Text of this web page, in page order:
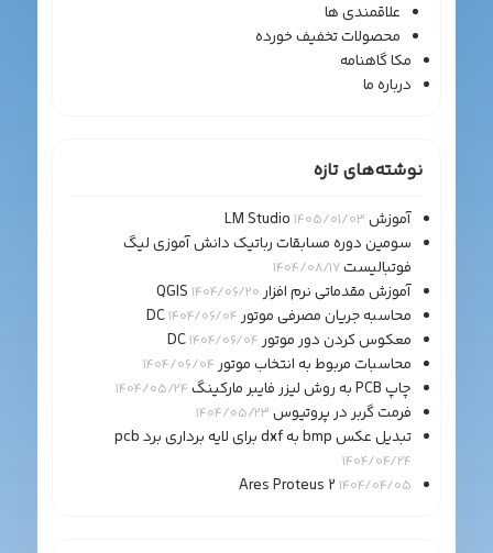
علاقمندی ها
محصولات تخفیف خورده
مکا گاهنامه
درباره ما
نوشته‌های تازه
آموزش LM Studio 1405/01/03
سومین دوره مسابقات رباتیک دانش آموزی لیگ
فوتبالیست1404/08/17
آموزش مقدماتی نرم افزار QGIS1404/06/20
محاسبه جریان مصرفی موتور DC1404/06/04
معکوس کردن دور موتور DC1404/06/04
محاسبات مربوط به انتخاب موتور 1404/06/04
چاپ PCB به روش لیزر فایبر مارکینگ 1404/05/24
فرمت گربر در پروتیوس 1404/05/23
تبدیل عکس bmp به dxf برای لایه برداری برد pcb
1404/04/24
Ares Proteus 2 1404/04/05